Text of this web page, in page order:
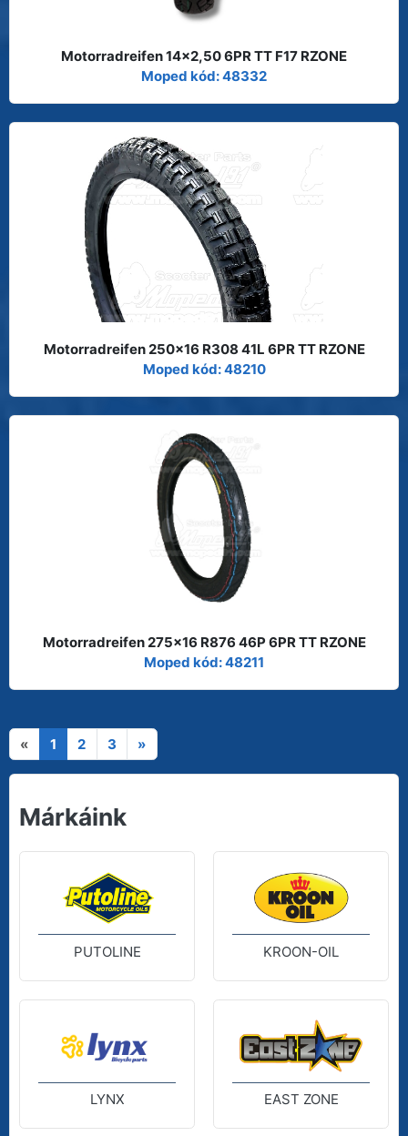
Motorradreifen 14x2,50 6PR TT F17 RZONE
Moped kód: 48332
Motorradreifen 250x16 R308 41L 6PR TT RZONE
Moped kód: 48210
Motorradreifen 275x16 R876 46P 6PR TT RZONE
Moped kód: 48211
« 1 2 3 »
Márkáink
PUTOLINE KROON-OIL
LYNX EAST ZONE